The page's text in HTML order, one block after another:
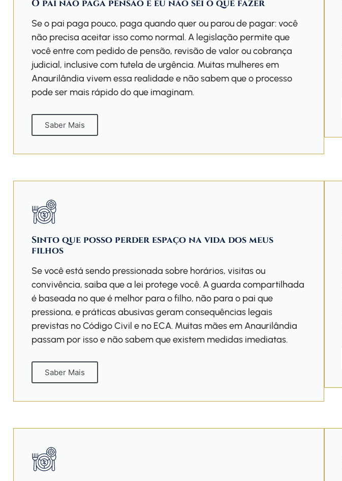
O pai não paga pensão e eu não sei o que fazer
Se o pai paga pouco, paga quando quer ou parou de pagar: você
não precisa aceitar isso como normal. A legislação permite que
você entre com pedido de pensão, revisão de valor ou cobrança
judicial, inclusive com tutela de urgência. Muitas mulheres em
Anaurilândia vivem essa realidade e não sabem que o processo
pode ser mais rápido do que imaginam.
Saber Mais
Sinto que posso perder espaço na vida dos meus
filhos
Se você está sendo pressionada sobre horários, visitas ou
convivência, saiba que a lei protege você. A guarda compartilhada
é baseada no que é melhor para o filho, não para o pai que
pressiona, e práticas abusivas geram consequências legais
previstas no Código Civil e no ECA. Muitas mães em Anaurilândia
passam por isso e não sabem que existem medidas imediatas.
Saber Mais